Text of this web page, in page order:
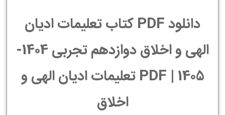
دانلود PDF کتاب تعلیمات ادیان
الهی و اخلاق دوازدهم تجربی 1404-
1405 | PDF تعلیمات ادیان الهی و
اخلاق